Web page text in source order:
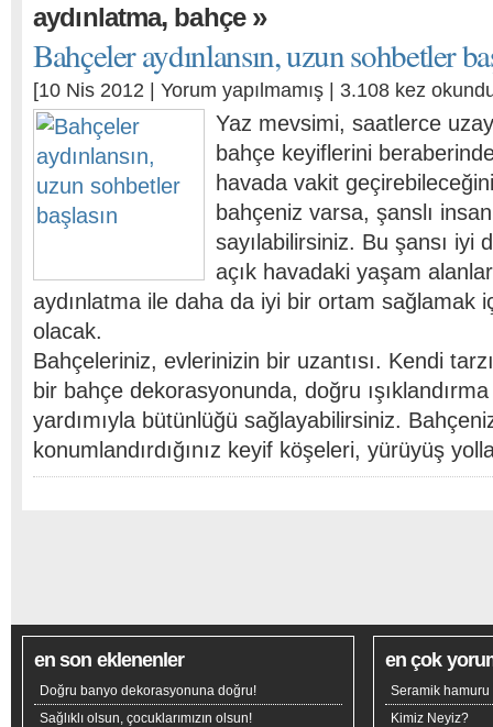
aydınlatma, bahçe»
Bahçeler aydınlansın, uzun sohbetler
[10 Nis 2012 | Yorum yapılmamış | 3.108 kez
Yaz mevsimi, saatlerce
bahçe keyiflerini
havada vakit
bahçeniz varsa, şanslı
sayılabilirsiniz. Bu şansı iyi
açık havadaki yaşam
aydınlatma ile daha da iyi bir ortam sağlamak
olacak.
Bahçeleriniz, evlerinizin bir uzantısı. Kendi
bir bahçe dekorasyonunda, doğru
yardımıyla bütünlüğü sağlayabilirsiniz.
konumlandırdığınız keyif köşeleri, yürüyüş
en son eklenenler
Doğru banyo dekorasyonuna doğru!
Sağlıklı olsun, çocuklarımızın olsun!
en çok
Seramik hamuru
Kimiz Neyiz?